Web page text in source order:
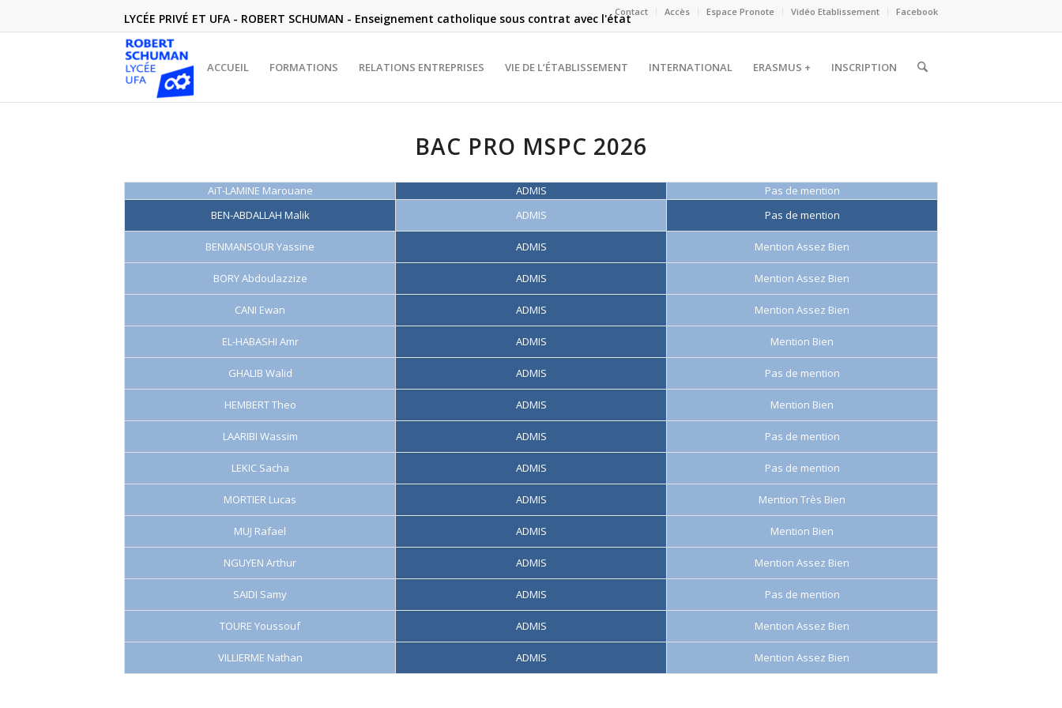
Contact Accès Espace Pronote Vidéo Etablissement Facebook
LYCÉE PRIVÉ ET UFA - ROBERT SCHUMAN - Enseignement catholique sous contrat avec l'état
ACCUEIL FORMATIONS RELATIONS ENTREPRISES VIE DE L’ÉTABLISSEMENT INTERNATIONAL ERASMUS + INSCRIPTION
BAC PRO MSPC 2026
AiT-LAMINE Marouane ADMIS
Pas de mention
BEN-ABDALLAH Malik
ADMIS Pas de mention
BENMANSOUR Yassine ADMIS Mention Assez Bien
BORY Abdoulazzize ADMIS Mention Assez Bien
CANI Ewan ADMIS Mention Assez Bien
EL-HABASHI Amr ADMIS Mention Bien
GHALIB Walid ADMIS Pas de mention
HEMBERT Theo ADMIS Mention Bien
LAARIBI Wassim ADMIS Pas de mention
LEKIC Sacha ADMIS Pas de mention
MORTIER Lucas ADMIS Mention Très Bien
MUJ Rafael ADMIS Mention Bien
NGUYEN Arthur ADMIS Mention Assez Bien
SAIDI Samy ADMIS Pas de mention
TOURE Youssouf ADMIS Mention Assez Bien
VILLIERME Nathan ADMIS Mention Assez Bien